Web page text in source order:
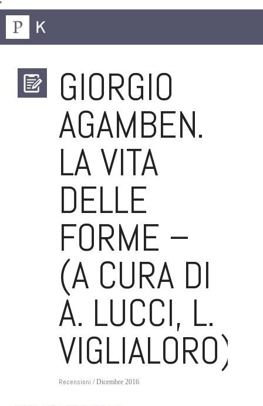
'
GIORGIO
AGAMBEN.
LA VITA
DELLE
FORME –
(A CURA DI
A. LUCCI, L.
VIGLIALORO)
Recensioni / Dicembre 2016